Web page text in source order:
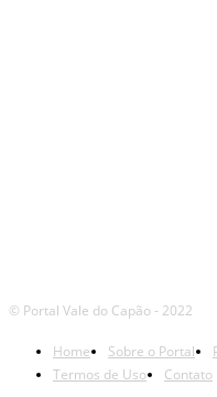
© Portal Vale do Capão - 2022
Home Sobre o Portal
Termos de Uso
Contato